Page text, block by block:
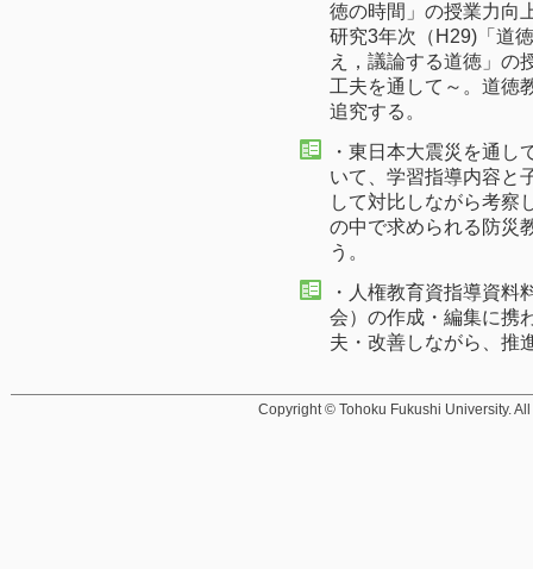
徳の時間」の授業力向
研究3年次（H29)「道
え，議論する道徳」の
工夫を通して～。道徳
追究する。
・東日本大震災を通し
いて、学習指導内容と
して対比しながら考察
の中で求められる防災
う。
・人権教育資指導資料
会）の作成・編集に携
夫・改善しながら、推